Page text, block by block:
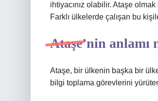
ihtiyacınız olabilir. Ataşe
Farklı ülkelerde çalışan bu
Ataşe’nin anlamı
Ataşe, bir ülkenin başka bir
bilgi toplama görevlerini